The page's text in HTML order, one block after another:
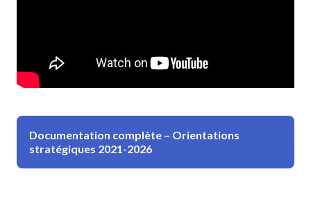
Documentation complète – Orientations
stratégiques 2021-2026